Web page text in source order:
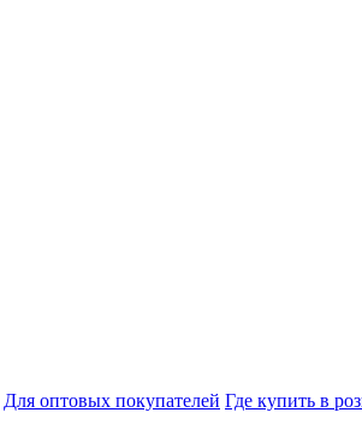
Для оптовых покупателей Где купить в